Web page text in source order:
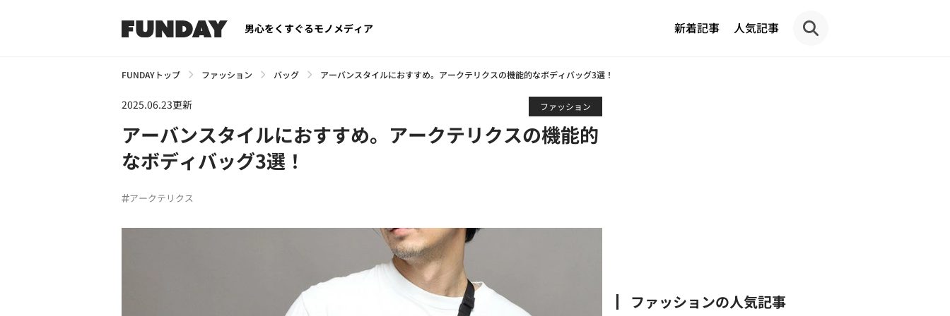
男心をくすぐるモノメディア 新着記事 人気記事
FUNDAYトップ ファッション バッグ アーバンスタイルにおすすめ。アークテリクスの機能的なボディバッグ3選！
2025.06.23更新 ファッション
アーバンスタイルにおすすめ。アークテリクスの機能的
なボディバッグ3選！
アークテリクス
ファッションの人気記事